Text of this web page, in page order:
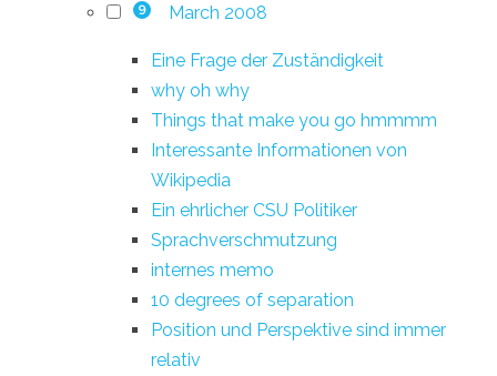
9 March 2008
Eine Frage der Zuständigkeit
why oh why
Things that make you go hmmmm
Interessante Informationen von
Wikipedia
Ein ehrlicher CSU Politiker
Sprachverschmutzung
internes memo
10 degrees of separation
Position und Perspektive sind immer
relativ